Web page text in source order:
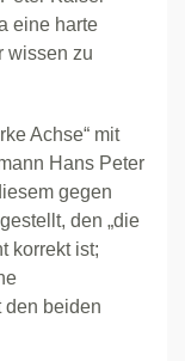
eine harte
wissen zu
Achse“ mit
Hans Peter
gegen
den „die
korrekt ist;
den beiden